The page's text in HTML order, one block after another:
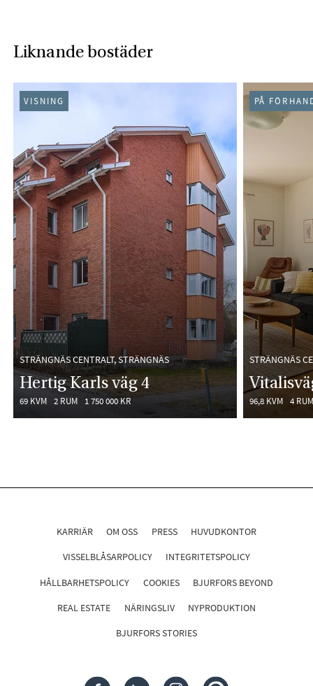
Liknande bostäder
STRÄNGNÄS CENTRALT, STRÄNGNÄS
Hertig Karls väg 4
69 KVM 2 RUM 1 750 000 KR
VISNING
STRÄNGNÄS
96,8 KVM 4 RUM
PÅ
KARRIÄR OM OSS PRESS HUVUDKONTOR
VISSELBLÅSARPOLICY INTEGRITETSPOLICY
HÅLLBARHETSPOLICY COOKIES BJURFORS BEYOND
REAL ESTATE NÄRINGSLIV NYPRODUKTION
BJURFORS STORIES